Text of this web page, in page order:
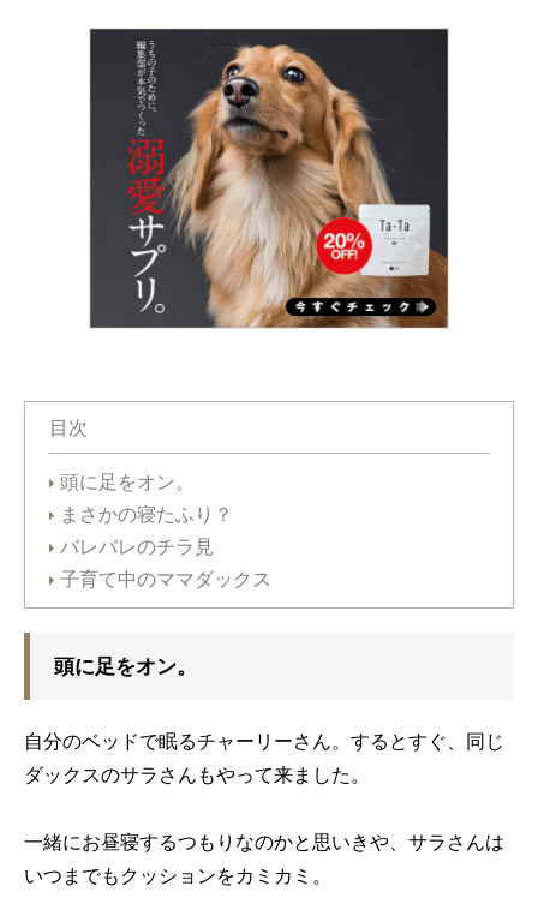
目次
頭に足をオン。
まさかの寝たふり？
バレバレのチラ見
子育て中のママダックス
頭に足をオン。
自分のベッドで眠るチャーリーさん。するとすぐ、同じ
ダックスのサラさんもやって来ました。
一緒にお昼寝するつもりなのかと思いきや、サラさんは
いつまでもクッションをカミカミ。